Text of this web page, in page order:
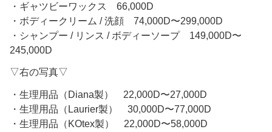
・ギャツビーワックス 66,000D
・ボディークリーム / 洗顔 74,000D〜299,000D
・シャンプー / リンス / ボディーソープ 149,000D〜
245,000D
▽右の写真▽
・生理用品（Diana製） 22,000D〜27,000D
・生理用品（Laurier製） 30,000D〜77,000D
・生理用品（KOtex製） 22,000D〜58,000D